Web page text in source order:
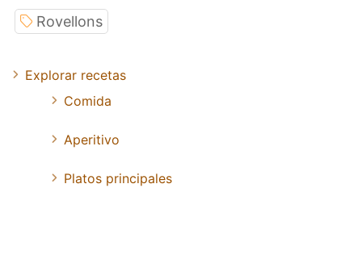
Rovellons
Explorar recetas
Comida
Aperitivo
Platos principales